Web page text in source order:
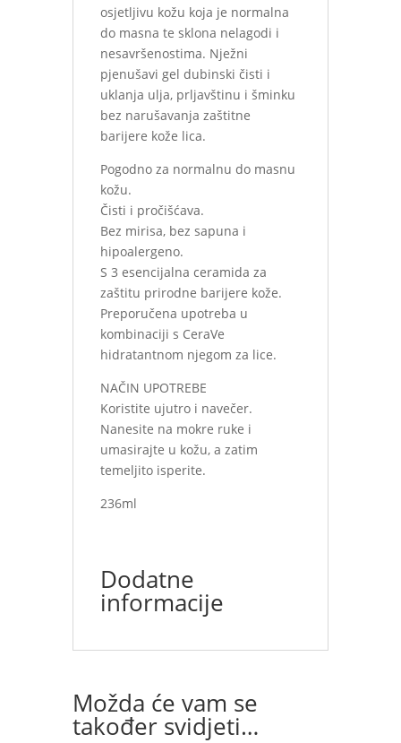
osjetljivu kožu koja je normalna
do masna te sklona nelagodi i
nesavršenostima. Nježni
pjenušavi gel dubinski čisti i
uklanja ulja, prljavštinu i šminku
bez narušavanja zaštitne
barijere kože lica.
Pogodno za normalnu do masnu
kožu.
Čisti i pročišćava.
Bez mirisa, bez sapuna i
hipoalergeno.
S 3 esencijalna ceramida za
zaštitu prirodne barijere kože.
Preporučena upotreba u
kombinaciji s CeraVe
hidratantnom njegom za lice.
NAČIN UPOTREBE
Koristite ujutro i navečer.
Nanesite na mokre ruke i
umasirajte u kožu, a zatim
temeljito isperite.
236ml
Dodatne
informacije
Možda će vam se
također svidjeti…